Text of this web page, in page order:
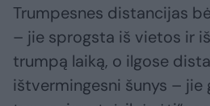
Trumpesnes distancijas
– jie sprogsta iš vietos ir
trumpą laiką, o ilgose
ištvermingesni šunys – jie